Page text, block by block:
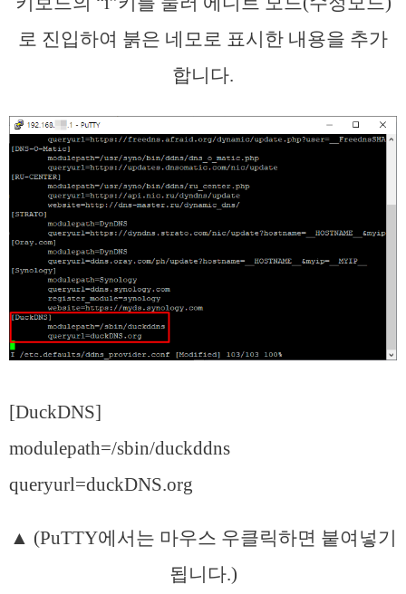
로 진입하여 붉은 네모로 표시한 내용을 추가
합니다.
[DuckDNS]
modulepath=/sbin/duckddns
queryurl=duckDNS.org
▲ (PuTTY에서는 마우스 우클릭하면 붙여넣기
됩니다.)